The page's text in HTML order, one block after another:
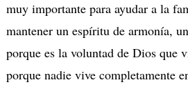
muy importante para ayudar a la
mantener un espíritu de armonía,
porque es la voluntad de Dios que
porque nadie vive completamente